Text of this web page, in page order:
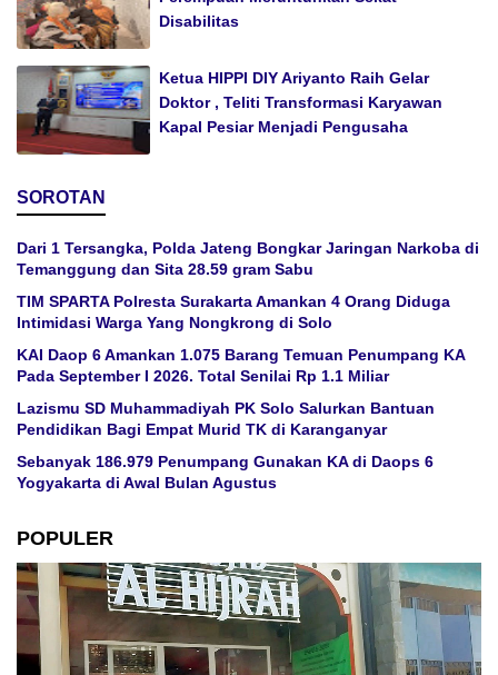
Disabilitas
Ketua HIPPI DIY Ariyanto Raih Gelar
Doktor , Teliti Transformasi Karyawan
Kapal Pesiar Menjadi Pengusaha
SOROTAN
Dari 1 Tersangka, Polda Jateng Bongkar Jaringan Narkoba di
Temanggung dan Sita 28.59 gram Sabu
TIM SPARTA Polresta Surakarta Amankan 4 Orang Diduga
Intimidasi Warga Yang Nongkrong di Solo
KAI Daop 6 Amankan 1.075 Barang Temuan Penumpang KA
Pada September I 2026. Total Senilai Rp 1.1 Miliar
Lazismu SD Muhammadiyah PK Solo Salurkan Bantuan
Pendidikan Bagi Empat Murid TK di Karanganyar
Sebanyak 186.979 Penumpang Gunakan KA di Daops 6
Yogyakarta di Awal Bulan Agustus
POPULER